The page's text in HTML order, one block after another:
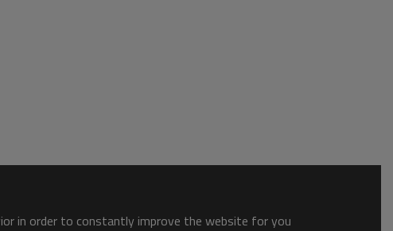
in order to constantly improve the website for you.